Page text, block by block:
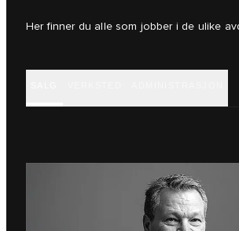
Her finner du alle som jobber i de ulike